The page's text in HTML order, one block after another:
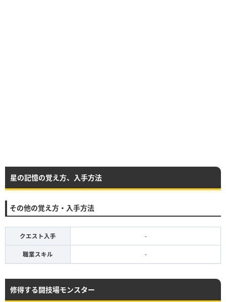
星の記憶の覚え方、入手方法
その他の覚え方・入手方法
クエスト入手 -
職業スキル -
修得する闘技場モンスター